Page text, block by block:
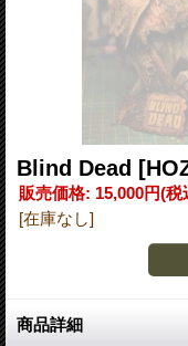
Blind Dead
販売価格: 15,000円(税
[在庫なし]
商品詳細